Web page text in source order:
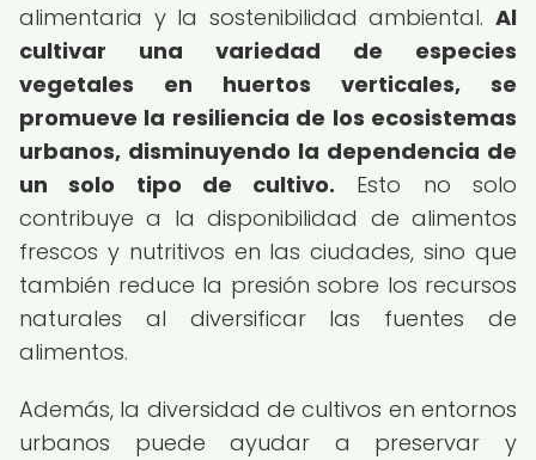
alimentaria y la sostenibilidad ambiental. Al
cultivar una variedad de especies
vegetales en huertos verticales, se
promueve la resiliencia de los ecosistemas
urbanos, disminuyendo la dependencia de
un solo tipo de cultivo. Esto no solo
contribuye a la disponibilidad de alimentos
frescos y nutritivos en las ciudades, sino que
también reduce la presión sobre los recursos
naturales al diversificar las fuentes de
alimentos.
Además, la diversidad de cultivos en entornos
urbanos puede ayudar a preservar y